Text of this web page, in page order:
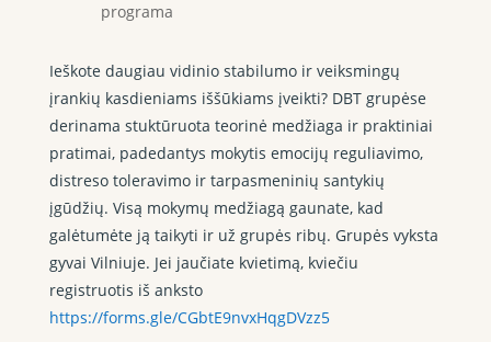
programa
Ieškote daugiau vidinio stabilumo ir veiksmingų
įrankių kasdieniams iššūkiams įveikti? DBT grupėse
derinama stuktūruota teorinė medžiaga ir praktiniai
pratimai, padedantys mokytis emocijų reguliavimo,
distreso toleravimo ir tarpasmeninių santykių
įgūdžių. Visą mokymų medžiagą gaunate, kad
galėtumėte ją taikyti ir už grupės ribų. Grupės vyksta
gyvai Vilniuje. Jei jaučiate kvietimą, kviečiu
registruotis iš anksto
https://forms.gle/CGbtE9nvxHqgDVzz5